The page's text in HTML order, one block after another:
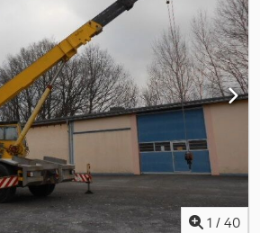
mm Unladen weight: 6,960 kg Crsdpfx
load: 4,400 kg, Rear axle load: 4,400 kg
lock, power steering, wheel chocks HIAB
control 3-way tipper not functional
230 x 210 x 45 cm Steel side boards 40
recovery doors, winch, hydraulic
gearbox damaged (only drives in low
rust damage in driver's cab—see
more photos available on request. This
a binding offer and may contain
the accuracy of all information provided.
1 / 40